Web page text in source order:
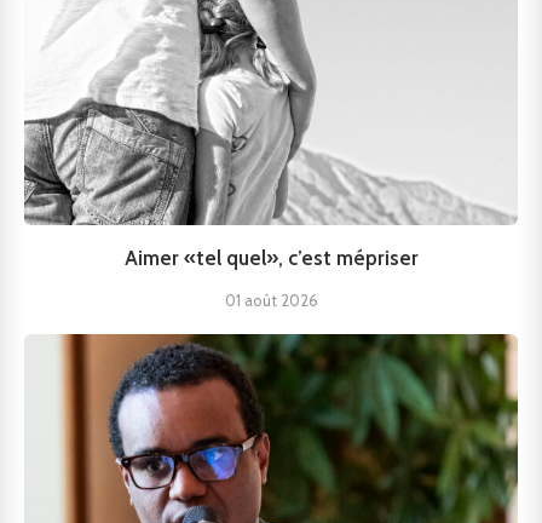
Aimer «tel quel», c’est mépriser
01 août 2026